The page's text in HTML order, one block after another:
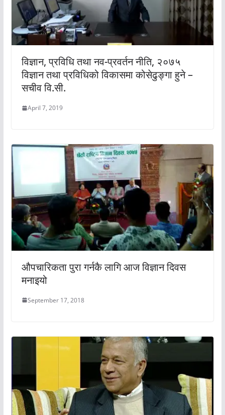
विज्ञान, प्रविधि तथा नव-प्रवर्तन नीति, २०७५
विज्ञान तथा प्रविधिको विकासमा कोसेढुङ्गा हुने –
सचीव वि.सी.
April 7, 2019
औपचारिकता पुरा गर्नकै लागि आज विज्ञान दिवस
मनाइयो
September 17, 2018